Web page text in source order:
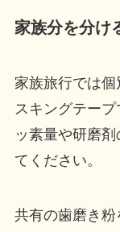
家族分を分け
家族旅行では
スキングテー
ッ素量や研磨
てください。
共有の歯磨き